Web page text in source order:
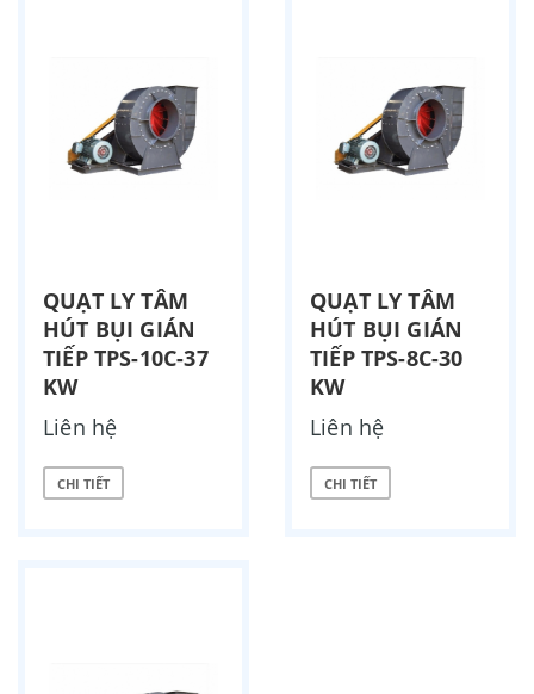
QUẠT LY TÂM
HÚT BỤI GIÁN
TIẾP TPS-10C-37
KW
Liên hệ
CHI TIẾT
QUẠT LY TÂM
HÚT BỤI GIÁN
TIẾP TPS-8C-30
KW
Liên hệ
CHI TIẾT